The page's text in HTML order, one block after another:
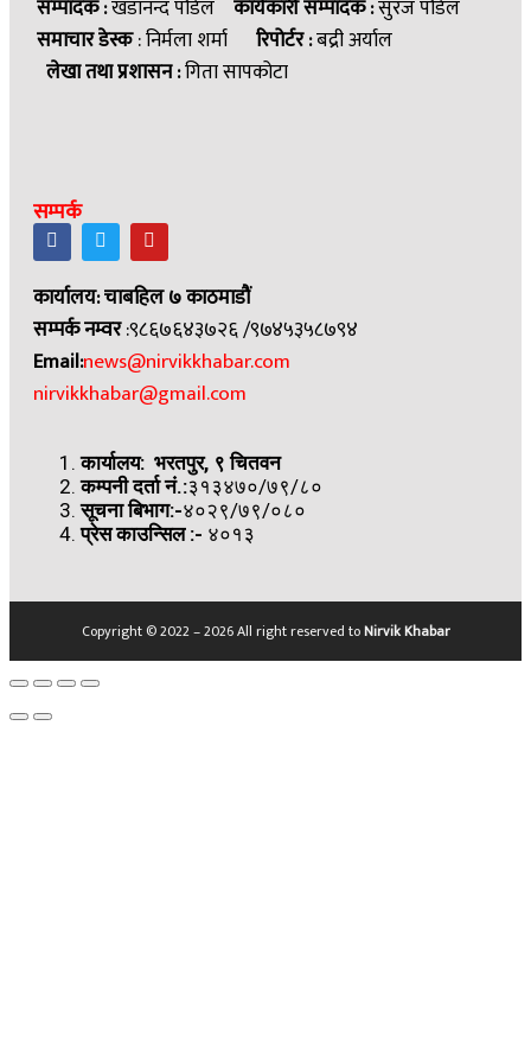
सम्पादक :खडानन्द पौडेल कार्यकारी सम्पादक :सुरज पौडेल
समाचार डेस्क: निर्मला शर्मा रिपोर्टर :बद्री अर्याल
लेखा तथा प्रशासन :गिता सापकोटा
सम्पर्क
कार्यालय: चाबहिल ७ काठमाडौं
सम्पर्क नम्वर:९८६७६४३७२६ /९७४५३५८७९४
Email:news@nirvikkhabar.com
nirvikkhabar@gmail.com
कार्यालय: भरतपुर, ९ चितवन
कम्पनी दर्ता नं.:३१३४७०/७९/८०
सूचना बिभाग:-४०२९/७९/०८०
प्रेस काउन्सिल:- ४०१३
Copyright © 2022 – 2026 All right reserved toNirvik Khabar